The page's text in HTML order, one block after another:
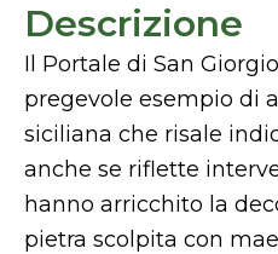
Descrizione
Il Portale di San
pregevole esempio di
siciliana che risale
anche se riflette
hanno arricchito la
pietra scolpita con